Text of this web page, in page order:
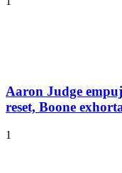
Aaron Judge
reset, Boone
1